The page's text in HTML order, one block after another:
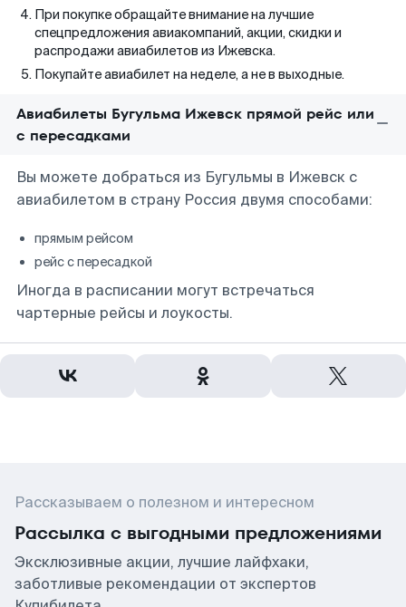
При покупке обращайте внимание на лучшие
спецпредложения авиакомпаний, акции, скидки и
распродажи авиабилетов из Ижевска.
Покупайте авиабилет на неделе, а не в выходные.
Авиабилеты Бугульма Ижевск прямой рейс или
с пересадками
Вы можете добраться из Бугульмы в Ижевск с
авиабилетом в страну Россия двумя способами:
прямым рейсом
рейс с пересадкой
Иногда в расписании могут встречаться
чартерные рейсы и лоукосты.
Рассказываем о полезном и интересном
Рассылка с выгодными предложениями
Эксклюзивные акции, лучшие лайфхаки,
заботливые рекомендации от экспертов